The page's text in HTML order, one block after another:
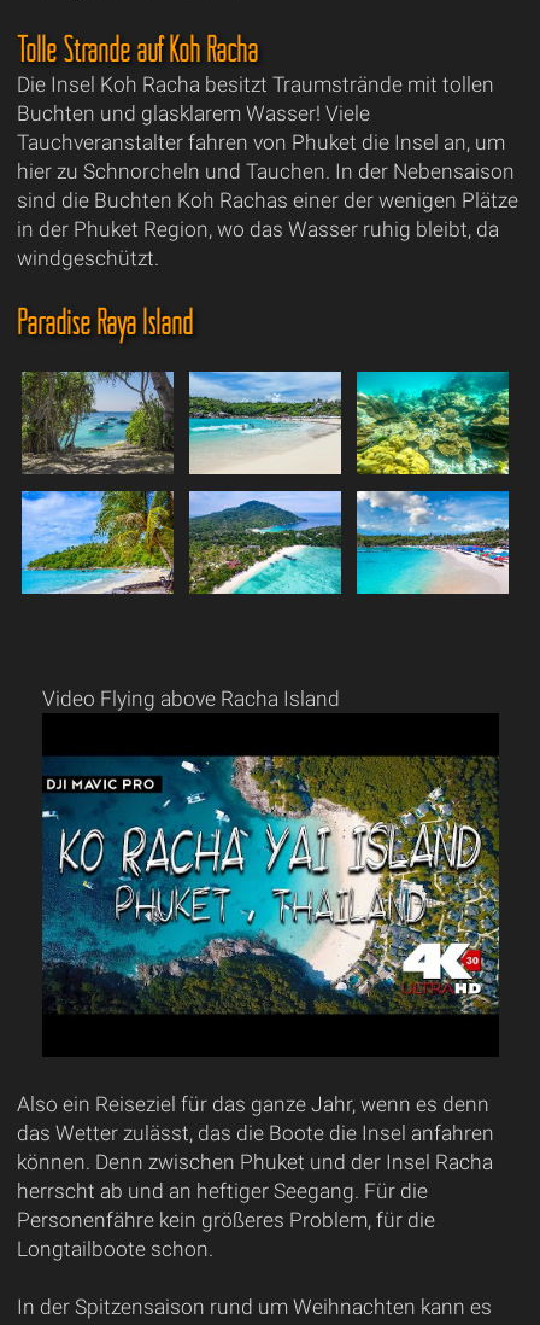
Tolle Strände auf Koh Racha
Die Insel Koh Racha besitzt Traumstrände mit tollen
Buchten und glasklarem Wasser! Viele
Tauchveranstalter fahren von Phuket die Insel an, um
hier zu Schnorcheln und Tauchen. In der Nebensaison
sind die Buchten Koh Rachas einer der wenigen Plätze
in der Phuket Region, wo das Wasser ruhig bleibt, da
windgeschützt.
Paradise Raya Island
Video Flying above Racha Island
Also ein Reiseziel für das ganze Jahr, wenn es denn
das Wetter zulässt, das die Boote die Insel anfahren
können. Denn zwischen Phuket und der Insel Racha
herrscht ab und an heftiger Seegang. Für die
Personenfähre kein größeres Problem, für die
Longtailboote schon.
In der Spitzensaison rund um Weihnachten kann es